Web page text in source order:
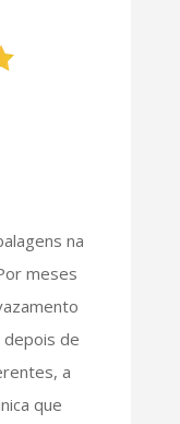
na
meses
depois de
a
que